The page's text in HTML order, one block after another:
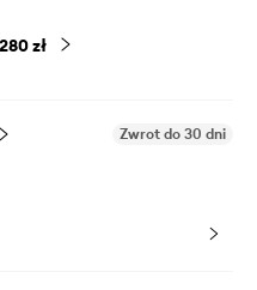
280 zł
Zwrot do 30 dni